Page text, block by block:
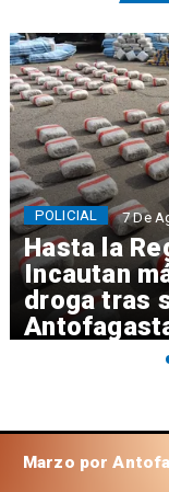
Hasta la
Incautan
droga tras
POLICIAL 7 De
Marzo por